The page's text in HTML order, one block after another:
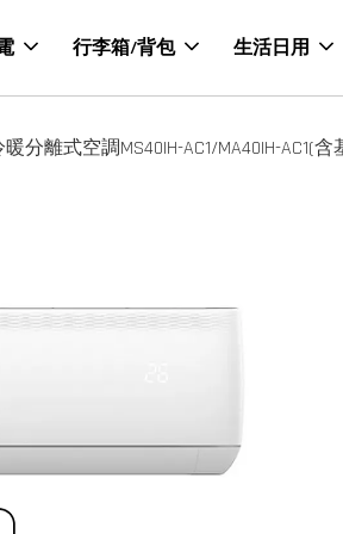
行李箱/背包 生活日用
分離式空調MS40IH-AC1/MA40IH-AC1(